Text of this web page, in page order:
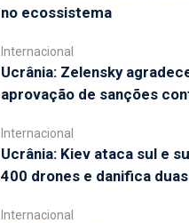
no ecossistema
Internacional
Ucrânia: Zelensky
aprovação de sanções
Internacional
Ucrânia: Kiev ataca sul e
400 drones e danifica
Internacional